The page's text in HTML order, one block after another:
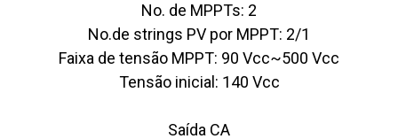
No. de MPPTs: 2
No.de strings PV por MPPT: 2/1
Faixa de tensão MPPT: 90 Vcc~500 Vcc
Tensão inicial: 140 Vcc
Saída CA